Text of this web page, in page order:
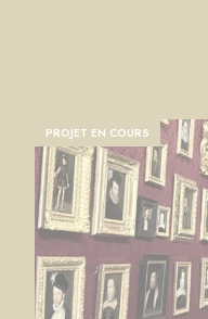
PROJET EN COURS